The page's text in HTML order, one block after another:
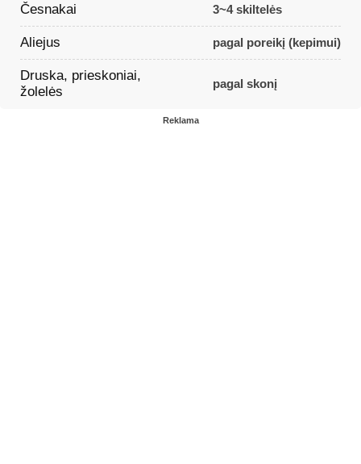
Česnakai 3~4 skiltelės
Aliejus pagal poreikį (kepimui)
Druska, prieskoniai,
žolelės
pagal skonį
Reklama